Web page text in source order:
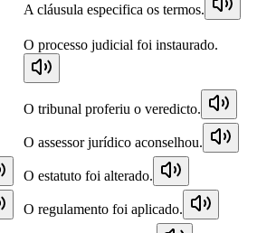
A cláusula especifica os termos.
O processo judicial foi instaurado.
O tribunal proferiu o veredicto.
O assessor jurídico aconselhou.
O estatuto foi alterado.
O regulamento foi aplicado.